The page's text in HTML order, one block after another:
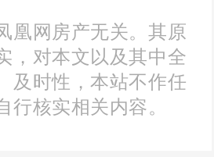
凰网房产无关。其原
，对本文以及其中全
及时性，本站不作任
核实相关内容。